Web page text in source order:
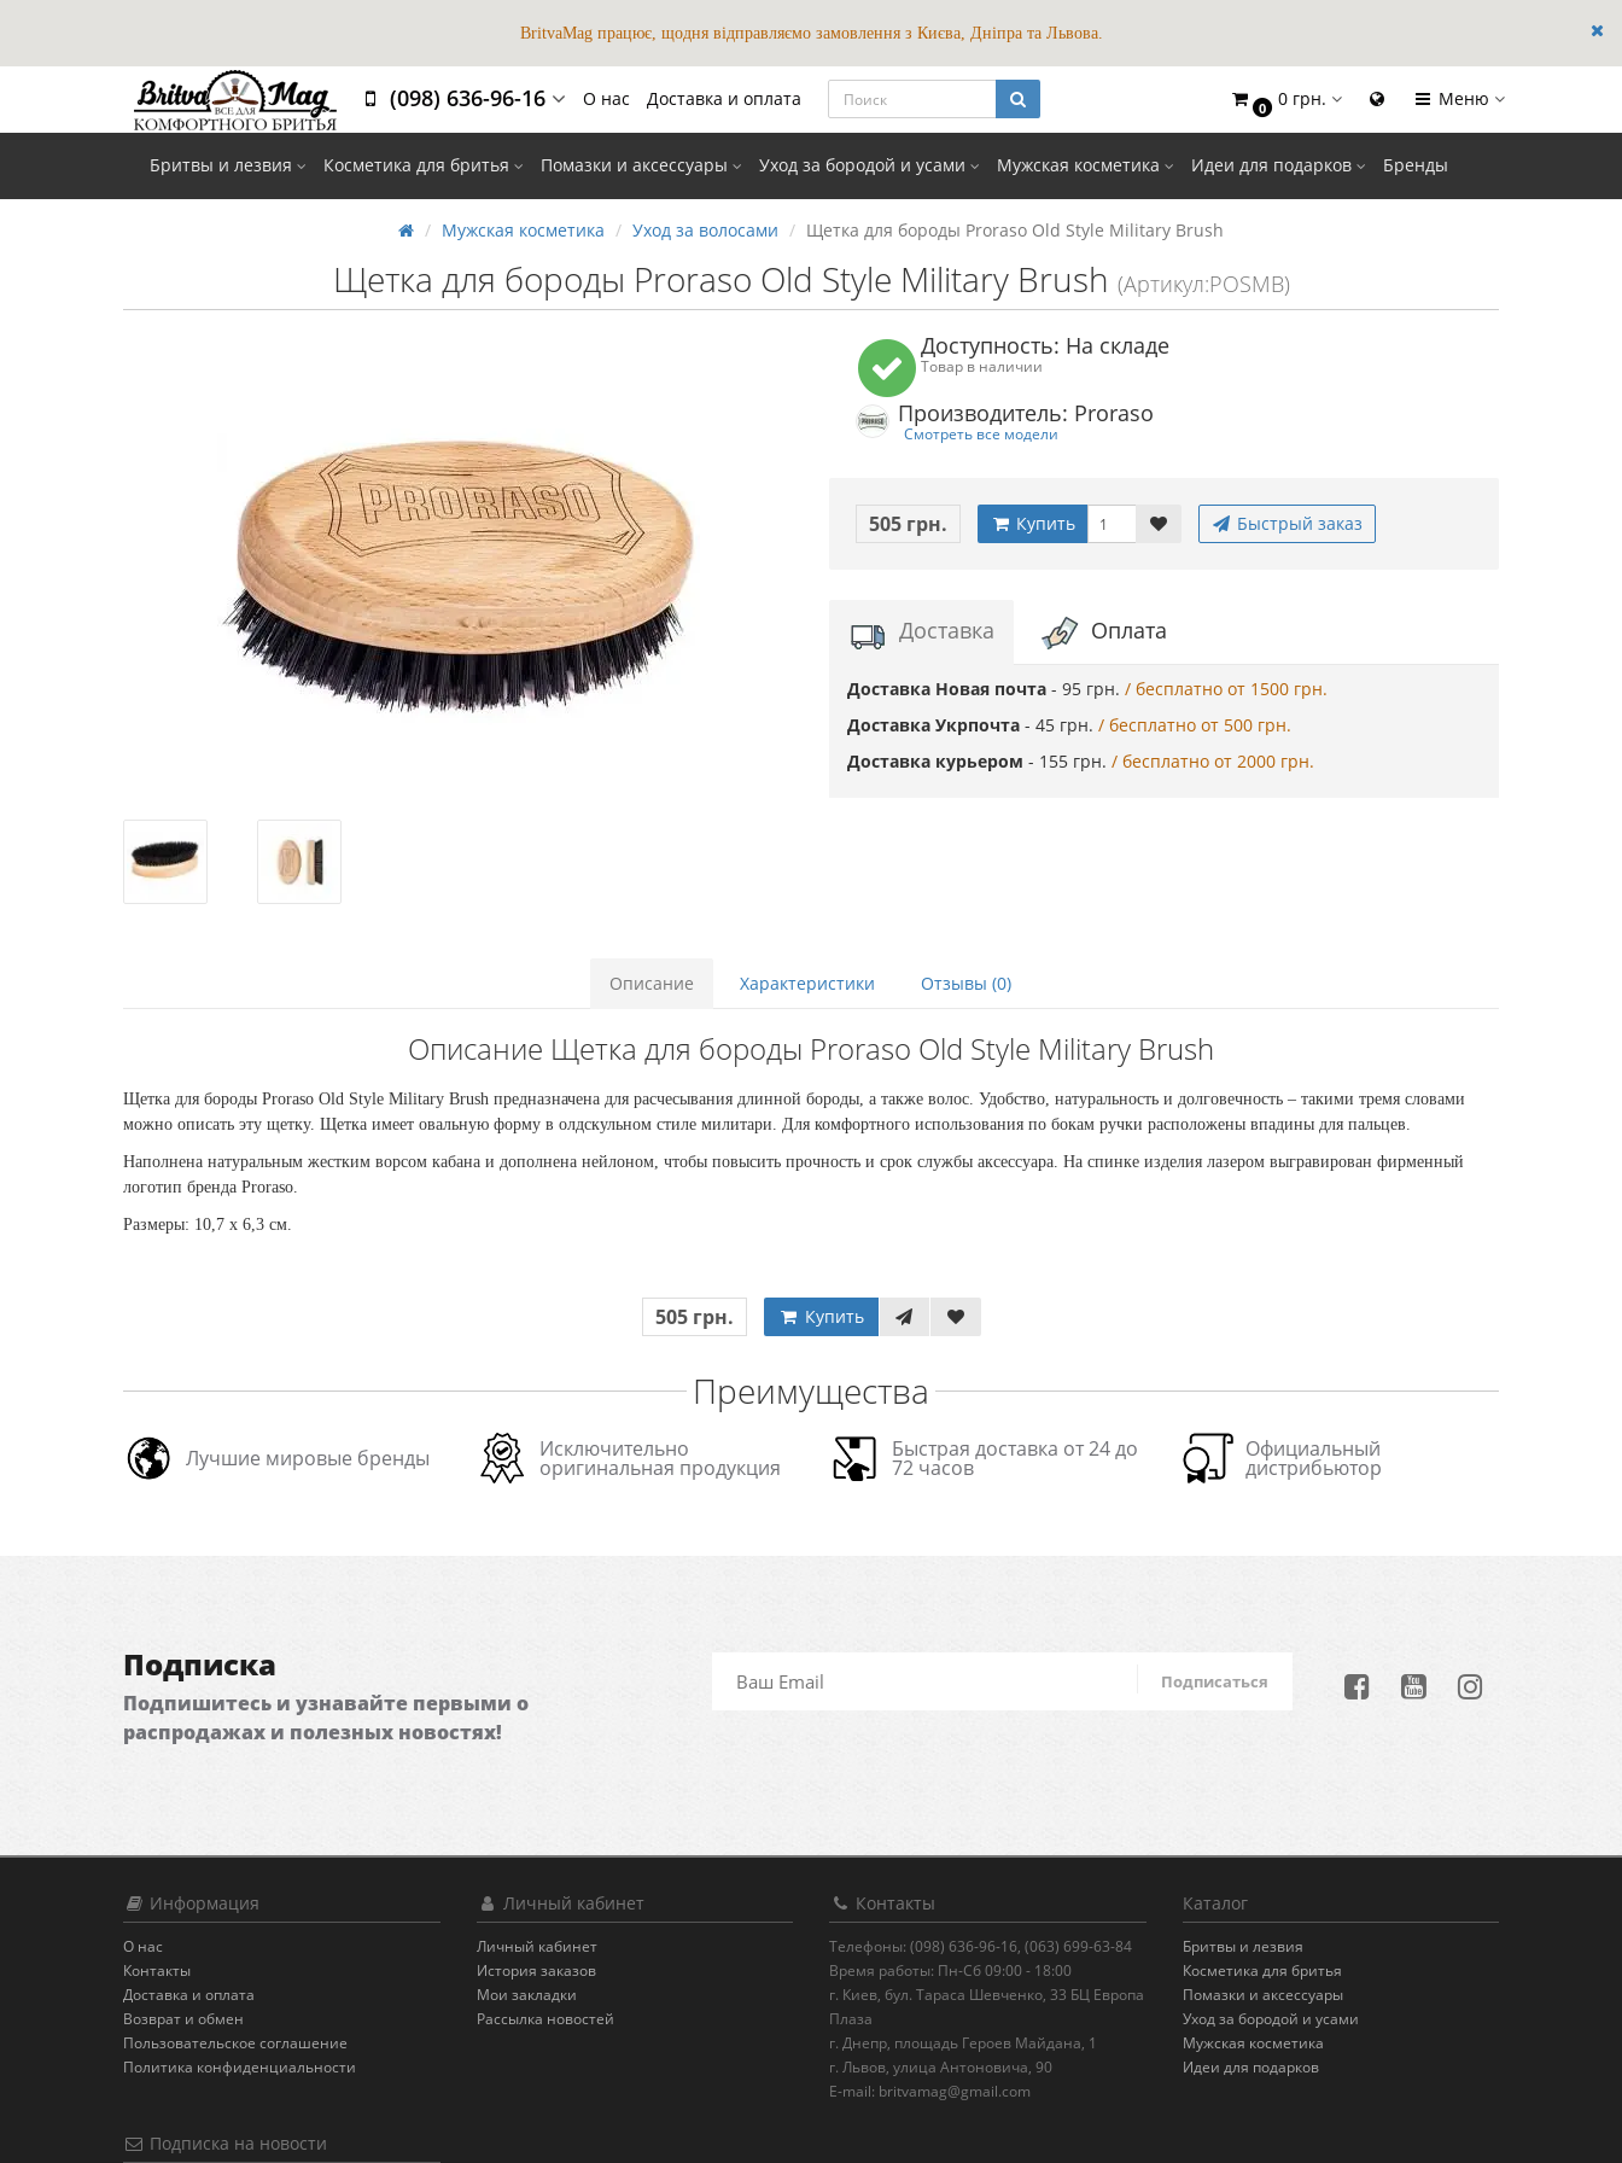
BritvaMag працює, щодня відправляємо замовлення з Києва, Дніпра та Львова.
(098) 636-96-16 О нас Доставка и оплата 0 0 грн. Меню
Бритвы и лезвия Косметика для бритья Помазки и аксессуары Уход за бородой и усами Мужская косметика Идеи для подарков Бренды
Мужская косметика Уход за волосами Щетка для бороды Proraso Old Style Military Brush
Вибір мови
UKR RUS
закрыть
Щетка для бороды Proraso Old Style Military Brush (Артикул:POSMB)
Доступность: На складе
Товар в наличии
Производитель: Proraso
Смотреть все модели
505 грн. Купить Быстрый заказ
Доставка Оплата
Доставка Новая почта - 95 грн. / бесплатно от 1500 грн.
Доставка Укрпочта - 45 грн. / бесплатно от 500 грн.
Доставка курьером - 155 грн. / бесплатно от 2000 грн.
Описание Характеристики Отзывы (0)
Описание Щетка для бороды Proraso Old Style Military Brush
Щетка для бороды Proraso Old Style Military Brush предназначена для расчесывания длинной бороды, а также волос. Удобство, натуральность и долговечность – такими тремя словами
можно описать эту щетку. Щетка имеет овальную форму в олдскульном стиле милитари. Для комфортного использования по бокам ручки расположены впадины для пальцев.
Наполнена натуральным жестким ворсом кабана и дополнена нейлоном, чтобы повысить прочность и срок службы аксессуара. На спинке изделия лазером выгравирован фирменный
логотип бренда Proraso.
Размеры: 10,7 х 6,3 см.
505 грн. Купить
Преимущества
Лучшие мировые бренды Исключительно
оригинальная продукция
Быстрая доставка от 24 до
72 часов
Официальный
дистрибьютор
Подписка
Подпишитесь и узнавайте первыми о
распродажах и полезных новостях!
Подписаться
Информация
О нас
Контакты
Доставка и оплата
Возврат и обмен
Пользовательское соглашение
Политика конфиденциальности
Личный кабинет
Личный кабинет
История заказов
Мои закладки
Рассылка новостей
Контакты
Телефоны: (098) 636-96-16, (063) 699-63-84
Время работы: Пн-Сб 09:00 - 18:00
г. Киев, бул. Тараса Шевченко, 33 БЦ Европа
Плаза
г. Днепр, площадь Героев Майдана, 1
г. Львов, улица Антоновича, 90
E-mail: britvamag@gmail.com
Каталог
Бритвы и лезвия
Косметика для бритья
Помазки и аксессуары
Уход за бородой и усами
Мужская косметика
Идеи для подарков
Подписка на новости